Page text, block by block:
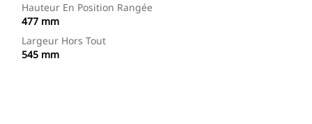
Hauteur En Position Rangée
477 mm
Largeur Hors Tout
545 mm